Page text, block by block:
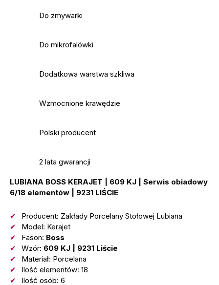
Do zmywarki
Do mikrofalówki
Dodatkowa warstwa szkliwa
Wzmocnione krawędzie
Polski producent
2 lata gwarancji
LUBIANA BOSS KERAJET | 609 KJ | Serwis obiadowy
6/18 elementów | 9231 LIŚCIE
Producent: Zakłady Porcelany Stołowej Lubiana
Model: Kerajet
Fason: Boss
Wzór: 609 KJ | 9231 Liście
Materiał: Porcelana
Ilość elementów: 18
Ilość osób: 6